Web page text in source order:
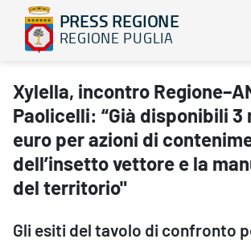
PRESS REGIONE
REGIONE PUGLIA
Xylella, incontro Regione–ANCI Puglia,
Xylella, incontro
Paolicelli: “Già disponibili 3
euro per azioni di
dell’insetto vettore e la
del territorio"
Gli esiti del tavolo di confronto